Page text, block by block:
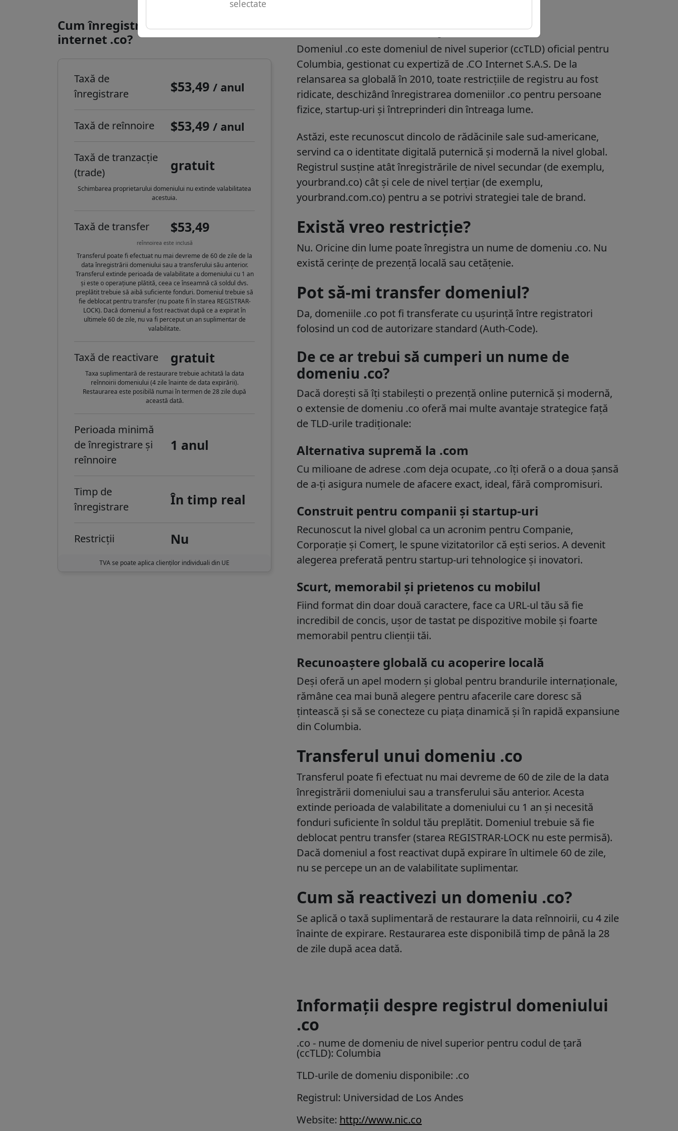
selectate
Cum înregistrezi un domeniu de
internet .co?
Taxă de
înregistrare
$53,49/ anul
Taxă de reînnoire $53,49/ anul
Taxă de tranzacție
(trade)
gratuit
Schimbarea proprietarului domeniului nu extinde valabilitatea
acestuia.
Taxă de transfer $53,49
reînnoirea este inclusă
Transferul poate fi efectuat nu mai devreme de 60 de zile de la
data înregistrării domeniului sau a transferului său anterior.
Transferul extinde perioada de valabilitate a domeniului cu 1 an
și este o operațiune plătită, ceea ce înseamnă că soldul dvs.
preplătit trebuie să aibă suficiente fonduri. Domeniul trebuie să
fie deblocat pentru transfer (nu poate fi în starea REGISTRAR-
LOCK). Dacă domeniul a fost reactivat după ce a expirat în
ultimele 60 de zile, nu va fi perceput un an suplimentar de
valabilitate.
Taxă de reactivare gratuit
Taxa suplimentară de restaurare trebuie achitată la data
reînnoirii domeniului (4 zile înainte de data expirării).
Restaurarea este posibilă numai în termen de 28 zile după
această dată.
Perioada minimă
de înregistrare și
reînnoire
1 anul
Timp de
înregistrare
În timp real
Restricții Nu
TVA se poate aplica clienților individuali din UE
.co informații despre domeniu
Domeniul .co este domeniul de nivel superior (ccTLD) oficial pentru
Columbia, gestionat cu expertiză de .CO Internet S.A.S. De la
relansarea sa globală în 2010, toate restricțiile de registru au fost
ridicate, deschizând înregistrarea domeniilor .co pentru persoane
fizice, startup-uri și întreprinderi din întreaga lume.
Astăzi, este recunoscut dincolo de rădăcinile sale sud-americane,
servind ca o identitate digitală puternică și modernă la nivel global.
Registrul susține atât înregistrările de nivel secundar (de exemplu,
yourbrand.co) cât și cele de nivel terțiar (de exemplu,
yourbrand.com.co) pentru a se potrivi strategiei tale de brand.
Există vreo restricție?
Nu. Oricine din lume poate înregistra un nume de domeniu .co. Nu
există cerințe de prezență locală sau cetățenie.
Pot să-mi transfer domeniul?
Da, domeniile .co pot fi transferate cu ușurință între registratori
folosind un cod de autorizare standard (Auth-Code).
De ce ar trebui să cumperi un nume de
domeniu .co?
Dacă dorești să îți stabilești o prezență online puternică și modernă,
o extensie de domeniu .co oferă mai multe avantaje strategice față
de TLD-urile tradiționale:
Alternativa supremă la .com
Cu milioane de adrese .com deja ocupate, .co îți oferă o a doua șansă
de a-ți asigura numele de afacere exact, ideal, fără compromisuri.
Construit pentru companii și startup-uri
Recunoscut la nivel global ca un acronim pentru Companie,
Corporație și Comerț, le spune vizitatorilor că ești serios. A devenit
alegerea preferată pentru startup-uri tehnologice și inovatori.
Scurt, memorabil și prietenos cu mobilul
Fiind format din doar două caractere, face ca URL-ul tău să fie
incredibil de concis, ușor de tastat pe dispozitive mobile și foarte
memorabil pentru clienții tăi.
Recunoaștere globală cu acoperire locală
Deși oferă un apel modern și global pentru brandurile internaționale,
rămâne cea mai bună alegere pentru afacerile care doresc să
țintească și să se conecteze cu piața dinamică și în rapidă expansiune
din Columbia.
Transferul unui domeniu .co
Transferul poate fi efectuat nu mai devreme de 60 de zile de la data
înregistrării domeniului sau a transferului său anterior. Acesta
extinde perioada de valabilitate a domeniului cu 1 an și necesită
fonduri suficiente în soldul tău preplătit. Domeniul trebuie să fie
deblocat pentru transfer (starea REGISTRAR-LOCK nu este permisă).
Dacă domeniul a fost reactivat după expirare în ultimele 60 de zile,
nu se percepe un an de valabilitate suplimentar.
Cum să reactivezi un domeniu .co?
Se aplică o taxă suplimentară de restaurare la data reînnoirii, cu 4 zile
înainte de expirare. Restaurarea este disponibilă timp de până la 28
de zile după acea dată.
Informații despre registrul domeniului
.co
.co - nume de domeniu de nivel superior pentru codul de țară
(ccTLD): Columbia
TLD-urile de domeniu disponibile: .co
Registrul: Universidad de Los Andes
Website: http://www.nic.co